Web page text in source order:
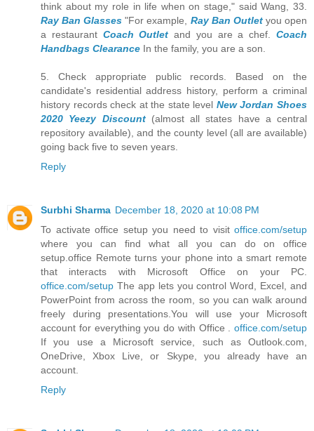
think about my role in life when on stage," said Wang, 33.
Ray Ban Glasses "For example, Ray Ban Outletyou open
a restaurant Coach Outlet and you are a chef.Coach
Handbags Clearance In the family, you are a son.
5. Check appropriate public records. Based on the
candidate's residential address history, perform a criminal
history records check at the state level New Jordan Shoes
2020 Yeezy Discount(almost all states have a central
repository available), and the county level (all are available)
going back five to seven years.
Reply
Surbhi Sharma December 18, 2020 at 10:08 PM
To activate office setup you need to visit office.com/setup
where you can find what all you can do on office
setup.office Remote turns your phone into a smart remote
that interacts with Microsoft Office on your PC.
office.com/setup The app lets you control Word, Excel, and
PowerPoint from across the room, so you can walk around
freely during presentations.You will use your Microsoft
account for everything you do with Office . office.com/setup
If you use a Microsoft service, such as Outlook.com,
OneDrive, Xbox Live, or Skype, you already have an
account.
Reply